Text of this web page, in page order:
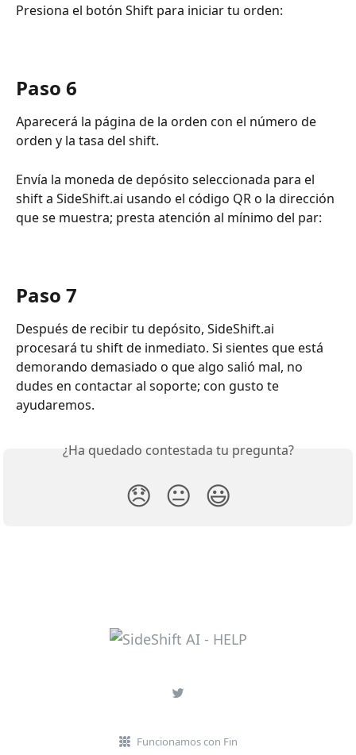
Presiona el botón Shift para iniciar tu orden:
Paso 6
Aparecerá la página de la orden con el número de
orden y la tasa del shift.
Envía la moneda de depósito seleccionada para el
shift a SideShift.ai usando el código QR o la dirección
que se muestra; presta atención al mínimo del par:
Paso 7
Después de recibir tu depósito, SideShift.ai
procesará tu shift de inmediato. Si sientes que está
demorando demasiado o que algo salió mal, no
dudes en contactar al soporte; con gusto te
ayudaremos.
¿Ha quedado contestada tu pregunta?
😞 😐 😃
Funcionamos con Fin